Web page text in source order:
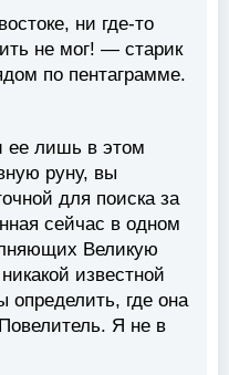
ни где-то
не мог! — старик
по пентаграмме.
ее лишь в этом
руну, вы
для поиска за
сейчас в одном
Великую
известной
определить, где она
Я не в